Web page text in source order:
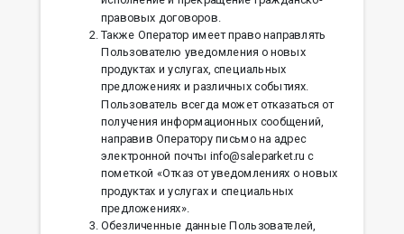
правовых договоров.
Также Оператор имеет право направлять
Пользователю уведомления о новых
продуктах и услугах, специальных
предложениях и различных событиях.
Пользователь всегда может отказаться от
получения информационных сообщений,
направив Оператору письмо на адрес
электронной почты info@saleparket.ru с
пометкой «Отказ от уведомлениях о новых
продуктах и услугах и специальных
предложениях».
Обезличенные данные Пользователей,